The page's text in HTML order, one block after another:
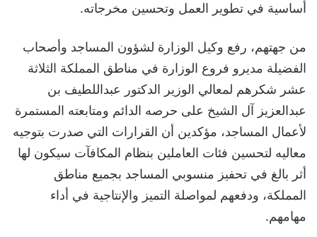
أساسية في تطوير العمل وتحسين مخرجاته.
من جهتهم، رفع وكيل الوزارة لشؤون المساجد وأصحاب
الفضيلة مديرو فروع الوزارة في مناطق المملكة الثلاثة
عشر شكرهم لمعالي الوزير الدكتور عبداللطيف بن
عبدالعزيز آل الشيخ على حرصه الدائم ومتابعته المستمرة
لأعمال المساجد، مؤكدين أن القرارات التي صدرت بتوجيه
معاليه لتحسين فئات العاملين بنظام المكافآت سيكون لها
أثر بالغ في تحفيز منسوبي المساجد بجميع مناطق
المملكة، ودفعهم لمواصلة التميز والإنتاجية في أداء
مهامهم.